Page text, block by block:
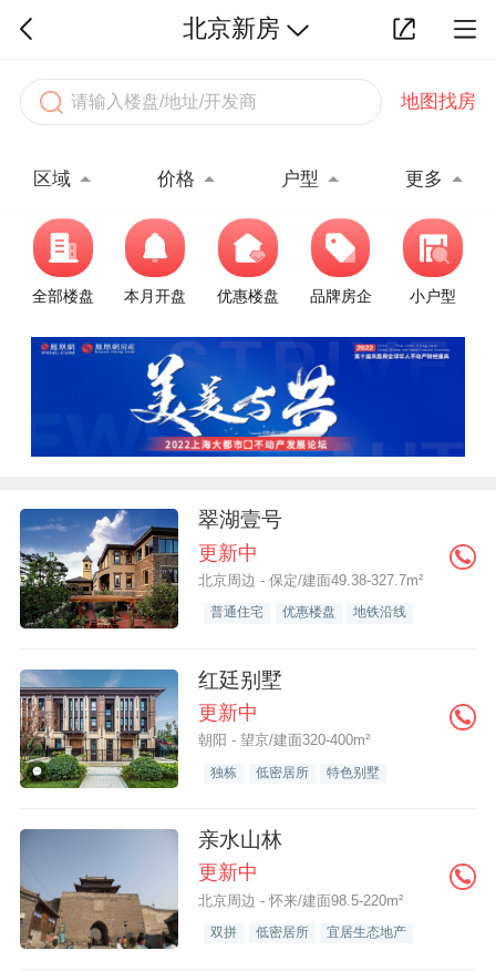
北京新房
地图找房
区域 价格 户型 更多
全部楼盘 本月开盘 优惠楼盘 品牌房企 小户型
翠湖壹号
更新中
北京周边 - 保定/建面49.38-327.7m²
普通住宅 优惠楼盘 地铁沿线
红廷别墅
更新中
朝阳 - 望京/建面320-400m²
独栋 低密居所 特色别墅
亲水山林
更新中
北京周边 - 怀来/建面98.5-220m²
双拼 低密居所 宜居生态地产